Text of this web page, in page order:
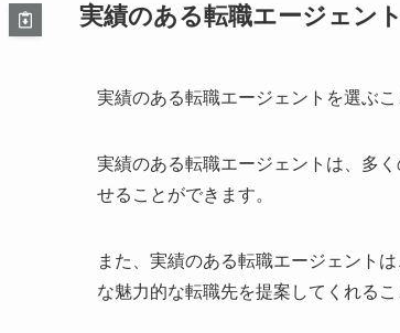
実績のある転職エージェン
実績のある転職エージェントを選ぶ
実績のある転職エージェントは、多
せることができます。
また、実績のある転職エージェント
な魅力的な転職先を提案してくれるこ